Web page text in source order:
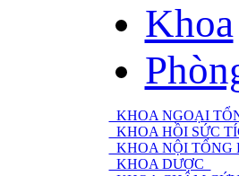
Khoa
KHOA NGOẠI
KHOA HỒI SỨC
KHOA NỘI TỔNG
KHOA DƯỢC